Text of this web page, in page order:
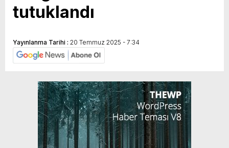
tutuklandı
Yayınlanma Tarihi : 20 Temmuz 2025 - 7:34